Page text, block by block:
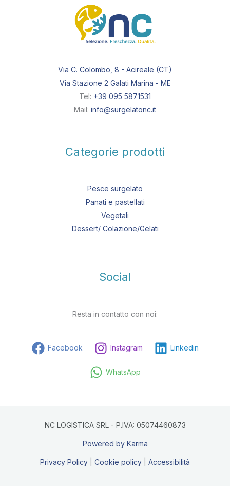
Via C. Colombo, 8 - Acireale (CT)
Via Stazione 2 Galati Marina - ME
Tel: +39 095 5871531
Mail: info@surgelatonc.it
Categorie prodotti
Pesce surgelato
Panati e pastellati
Vegetali
Dessert/ Colazione/Gelati
Social
Resta in contatto con noi:
Facebook Instagram Linkedin
WhatsApp
NC LOGISTICA SRL - P.IVA: 05074460873
Powered by Karma
Privacy Policy Cookie policy Accessibilità